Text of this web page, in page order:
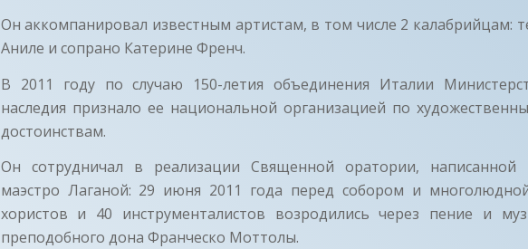
Он аккомпанировал известным артистам, в том числе 2 калабрийцам:
Аниле и сопрано Катерине Френч.
В 2011 году по случаю 150-летия объединения Италии
наследия признало ее национальной организацией по
достоинствам.
Он сотрудничал в реализации Священной оратории, написанной
маэстро Лаганой: 29 июня 2011 года перед собором и
хористов и 40 инструменталистов возродились через пение и
преподобного дона Франческо Моттолы.